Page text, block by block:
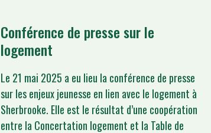
Conférence de presse sur le
logement
Le 21 mai 2025 a eu lieu la conférence de presse
sur les enjeux jeunesse en lien avec le logement à
Sherbrooke. Elle est le résultat d’une coopération
entre la Concertation logement et la Table de